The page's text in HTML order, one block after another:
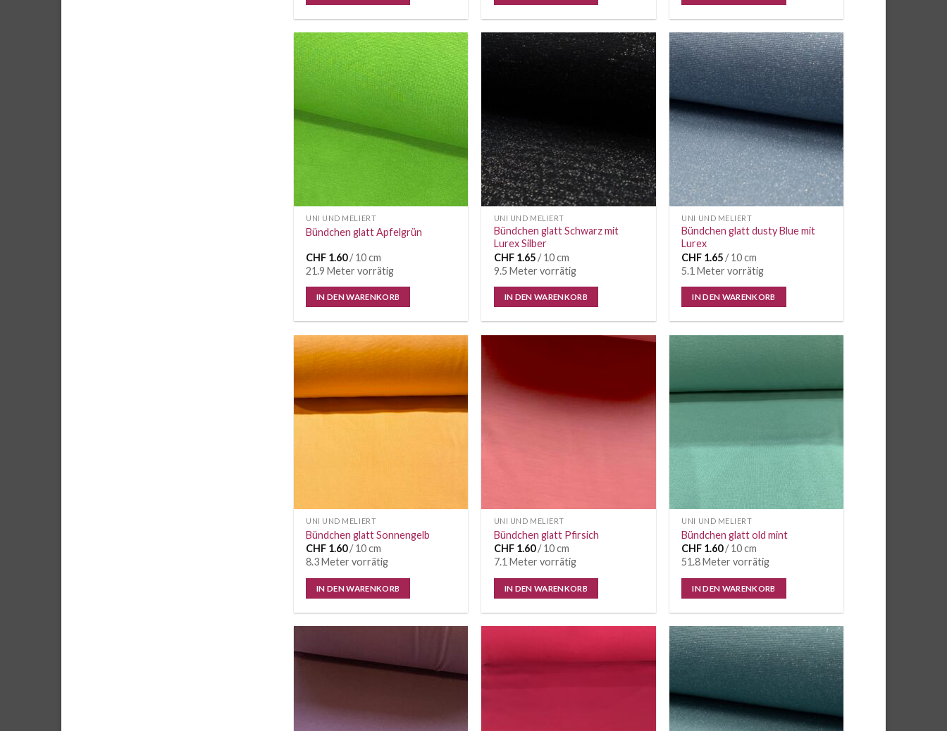
Auf die
Wunschliste
UNI UND MELIERT
Bündchen glatt Apfelgrün
CHF 1.60/ 10 cm
21.9 Meter vorrätig
IN DEN WARENKORB
UNI UND MELIERT
Bündchen glatt Schwarz mit
Lurex Silber
CHF1.65/ 10 cm
9.5 Meter vorrätig
IN DEN WARENKORB
Auf die
Wunschliste
UNI UND MELIERT
Bündchen glatt dusty Blue mit
Lurex
CHF 1.65/ 10 cm
5.1 Meter vorrätig
IN DEN WARENKORB
UNI UND MELIERT
Bündchen glatt Sonnengelb
CHF 1.60/ 10 cm
8.3 Meter vorrätig
IN DEN WARENKORB
UNI UND MELIERT
Bündchen glatt Pfirsich
CHF1.60/ 10 cm
7.1 Meter vorrätig
IN DEN WARENKORB
UNI UND MELIERT
Bündchen glatt old mint
CHF 1.60/ 10 cm
51.8 Meter vorrätig
IN DEN WARENKORB
Auf die
Wunschliste
Auf die
Wunschliste